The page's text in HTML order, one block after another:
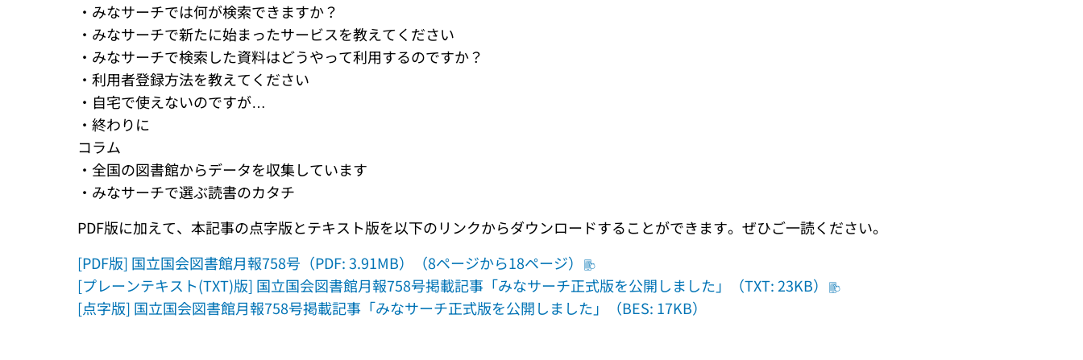
・みなサーチでは何が検索できますか？
・みなサーチで新たに始まったサービスを教えてください
・みなサーチで検索した資料はどうやって利用するのですか？
・利用者登録方法を教えてください
・自宅で使えないのですが…
・終わりに
コラム
・全国の図書館からデータを収集しています
・みなサーチで選ぶ読書のカタチ
PDF版に加えて、本記事の点字版とテキスト版を以下のリンクからダウンロードすることができます。ぜひご一読ください。
[PDF版] 国立国会図書館月報758号（PDF: 3.91MB）（8ページから18ページ）
[プレーンテキスト(TXT)版] 国立国会図書館月報758号掲載記事「みなサーチ正式版を公開しました」（TXT: 23KB）
[点字版] 国立国会図書館月報758号掲載記事「みなサーチ正式版を公開しました」（BES: 17KB）